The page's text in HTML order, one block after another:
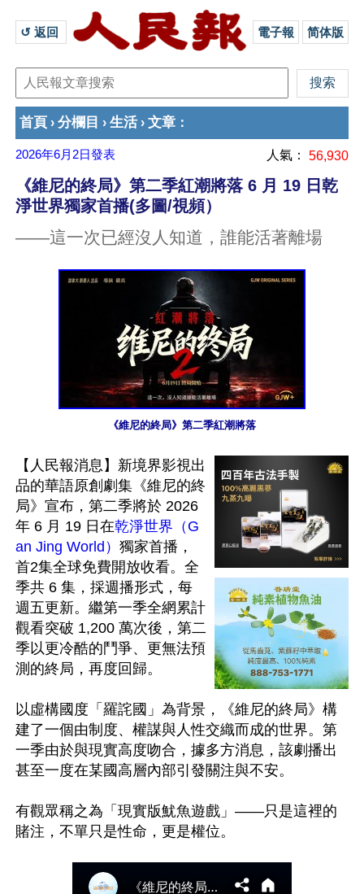
↺ 返回 電子報 简体版
首頁 › 分欄目 › 生活 › 文章 ：
2026年6月2日發表 人氣： 56,930
《維尼的終局》第二季紅潮將落 6 月 19 日乾
淨世界獨家首播(多圖/視頻）
——這一次已經沒人知道，誰能活著離場
《維尼的終局》第二季紅潮將落
【人民報消息】新境界影視出
品的華語原創劇集《維尼的終
局》宣布，第二季將於 2026
年 6 月 19 日在乾淨世界（G
an Jing World） 獨家首播，
首2集全球免費開放收看。全
季共 6 集，採週播形式，每
週五更新。繼第一季全網累計
觀看突破 1,200 萬次後，第二
季以更冷酷的鬥爭、更無法預
測的終局，再度回歸。
以虛構國度「羅詫國」為背景，《維尼的終局》構
建了一個由制度、權謀與人性交織而成的世界。第
一季由於與現實高度吻合，據多方消息，該劇播出
甚至一度在某國高層內部引發關注與不安。
有觀眾稱之為「現實版魷魚遊戲」——只是這裡的
賭注，不單只是性命，更是權位。